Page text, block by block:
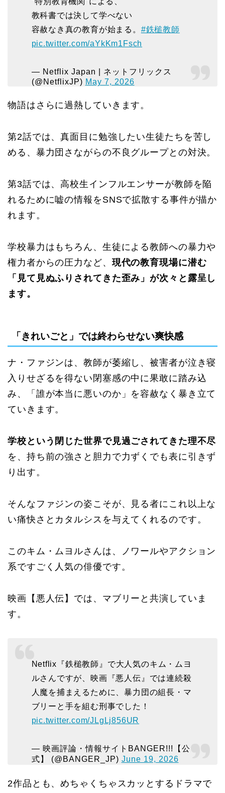
教科書では決して学べない
容赦なき真の教育が始まる。 #鉄槌教師
pic.twitter.com/aYkKm1Fsch
— Netflix Japan | ネットフリックス
(@NetflixJP) May 7, 2026
物語はさらに過熱していきます。
第2話では、真面目に勉強したい生徒たちを苦し
める、暴力団さながらの不良グループとの対決。
第3話では、高校生インフルエンサーが教師を陥
れるために嘘の情報をSNSで拡散する事件が描か
れます。
学校暴力はもちろん、生徒による教師への暴力や
権力者からの圧力など、 現代の教育現場に潜む
「見て見ぬふりされてきた歪み」が次々と露呈し
ます。
「きれいごと」では終わらせない爽快感
ナ・ファジンは、教師が萎縮し、被害者が泣き寝
入りせざるを得ない閉塞感の中に果敢に踏み込
み、「誰が本当に悪いのか」を容赦なく暴き立て
ていきます。
学校という閉じた世界で見過ごされてきた理不尽
を、持ち前の強さと胆力で力ずくでも表に引きず
り出す。
そんなファジンの姿こそが、見る者にこれ以上な
い痛快さとカタルシスを与えてくれるのです。
このキム・ムヨルさんは、ノワールやアクション
系ですごく人気の俳優です。
映画【悪人伝】では、マブリーと共演していま
す。
Netflix『鉄槌教師』で大人気のキム・ムヨ
ルさんですが、映画『悪人伝』では連続殺
人魔を捕まえるために、暴力団の組長・マ
ブリーと手を組む刑事でした！
pic.twitter.com/JLgLj856UR
— 映画評論・情報サイトBANGER!!!【公
式】 (@BANGER_JP) June 19, 2026
2作品とも、めちゃくちゃスカッとするドラマで